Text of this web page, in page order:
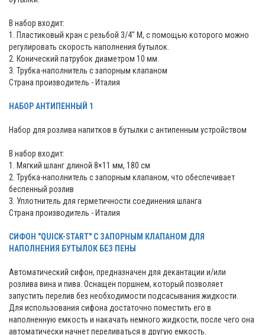
В набор входит:
1. Пластиковый кран с резьбой 3/4" M, с помощью которого можно
регулировать скорость наполнения бутылок.
2. Конический патрубок диаметром 10 мм.
3. Трубка-наполнитель с запорным клапаном
Страна производитель - Италия
НАБОР АНТИПЕННЫЙ 1
Набор для розлива напитков в бутылки с антипенным устройством
В набор входит:
1. Мягкий шланг длиной 8×11 мм, 180 см
2. Трубка-наполнитель с запорным клапаном, что обеспечивает
беспенный розлив
3. Уплотнитель для герметичности соединения шланга
Страна производитель - Италия
СИФОН "QUICK-START" С ЗАПОРНЫМ КЛАПАНОМ ДЛЯ
НАПОЛНЕНИЯ БУТЫЛОК БЕЗ ПЕНЫ
Автоматический сифон, предназначен для декантации и/или
розлива вина и пива. Оснащен поршнем, который позволяет
запустить перелив без необходимости подсасывания жидкости.
Для использования сифона достаточно поместить его в
наполненную емкость и накачать немного жидкости, после чего она
автоматически начнет переливаться в другую емкость.